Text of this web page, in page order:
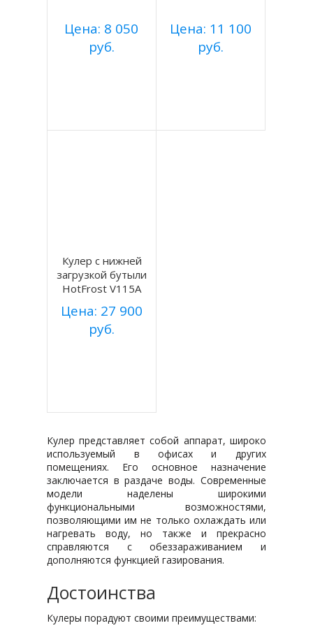
Цена: 8 050
руб.
Цена: 11 100
руб.
Кулер с нижней
загрузкой бутыли
HotFrost V115A
Цена: 27 900
руб.
Кулер представляет собой аппарат, широко
используемый в офисах и других
помещениях. Его основное назначение
заключается в раздаче воды. Современные
модели наделены широкими
функциональными возможностями,
позволяющими им не только охлаждать или
нагревать воду, но также и прекрасно
справляются с обеззараживанием и
дополняются функцией газирования.
Достоинства
Кулеры порадуют своими преимуществами: